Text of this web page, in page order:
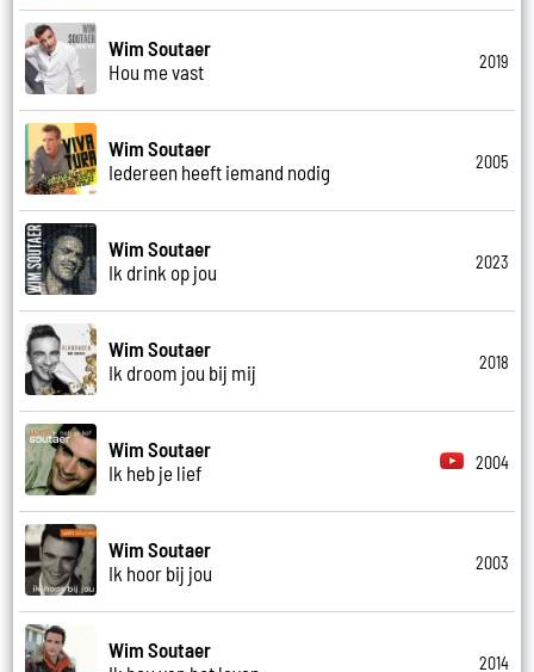
Wim Soutaer
Hou me vast
2019
Wim Soutaer
Iedereen heeft iemand nodig
2005
Wim Soutaer
Ik drink op jou
2023
Wim Soutaer
Ik droom jou bij mij
2018
Wim Soutaer
Ik heb je lief
2004
Wim Soutaer
Ik hoor bij jou
2003
Wim Soutaer
2014